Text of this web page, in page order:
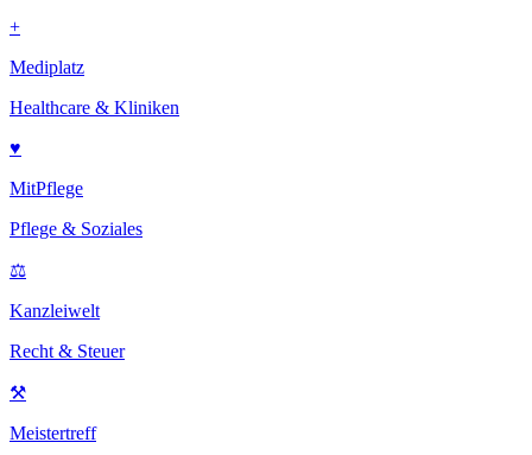
+
Mediplatz
Healthcare & Kliniken
♥
MitPflege
Pflege & Soziales
⚖
Kanzleiwelt
Recht & Steuer
⚒
Meistertreff